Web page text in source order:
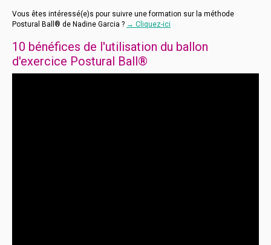
Vous êtes intéressé(e)s pour suivre une formation sur la méthode
Postural Ball® de Nadine Garcia ? → Cliquez-ici
10 bénéfices de l'utilisation du ballon
d'exercice Postural Ball®